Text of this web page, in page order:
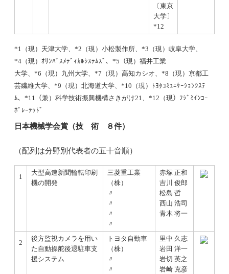
〔東京
大学〕
*12
*1（現）天津大学、*2（現）小松製作所、*3（現）岐阜大学、
*4（現）ｵﾘﾝﾊﾟｽﾒﾃﾞｨｶﾙｼｽﾃﾑｽﾞ、*5（現）福井工業
大学、*6（現）九州大学、*7（現）高知カシオ、*8（現）京都工
芸繊維大学、*9（現）北海道大学、*10（現）ﾄﾖﾀｺﾐｭﾆｹｰｼｮﾝｼｽﾃ
ﾑ、*11（兼）科学技術振興機構さきがけ21、*12（現）ﾌｼﾞﾐｲﾝｺｰ
ﾎﾟﾚｰﾃｯﾄﾞ
日本機械学会賞（技 術 ８件）
（配列は分野別代表者の五十音順）
1
大型高速新聞輪転印刷
機の開発
三菱重工業
（株）
〃
〃
〃
〃
赤塚 正和
吉川 俊郎
松島 哲
西山 浩司
青木 将一
2
後方監視カメラを用い
た自動操舵後退駐車支
援システム
トヨタ自動車
（株）
〃
〃
里中 久志
岩田 洋一
岩切 英之
岩崎 克彦